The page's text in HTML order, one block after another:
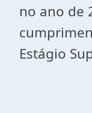
no ano de
Estágio